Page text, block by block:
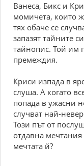
Ванеса, Бикс и
момичета, които
тях обаче се
запазят тайните
тайнопис. Той им
премеждия.
Криси изпада в
слуша. А когато
попада в ужасни
случват най-
Този път от
отдавна
мечтата й?